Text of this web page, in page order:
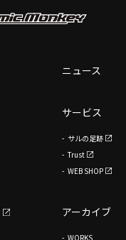
ニュース
サービス
サルの足跡
Trust
WEB SHOP
アーカイブ
WORKS